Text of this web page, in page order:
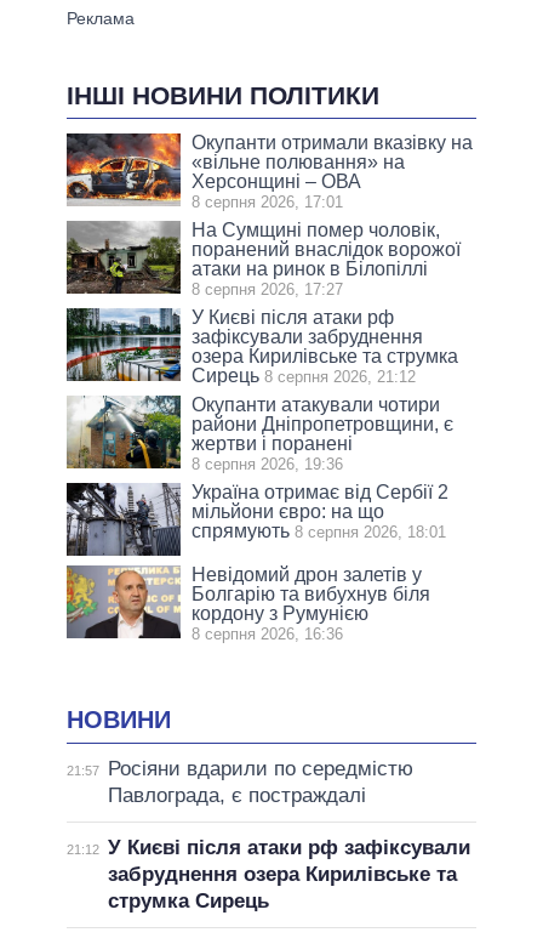
ІНШІ НОВИНИ ПОЛІТИКИ
Окупанти отримали вказівку на
«вільне полювання» на
Херсонщині – ОВА
8 серпня 2026, 17:01
На Сумщині помер чоловік,
поранений внаслідок ворожої
атаки на ринок в Білопіллі
8 серпня 2026, 17:27
У Києві після атаки рф
зафіксували забруднення
озера Кирилівське та струмка
Сирець 8 серпня 2026, 21:12
Окупанти атакували чотири
райони Дніпропетровщини, є
жертви і поранені
8 серпня 2026, 19:36
Україна отримає від Сербії 2
мільйони євро: на що
спрямують 8 серпня 2026, 18:01
Невідомий дрон залетів у
Болгарію та вибухнув біля
кордону з Румунією
8 серпня 2026, 16:36
НОВИНИ
21:57
Росіяни вдарили по середмістю
Павлограда, є постраждалі
21:12 У Києві після атаки рф зафіксували
забруднення озера Кирилівське та
струмка Сирець